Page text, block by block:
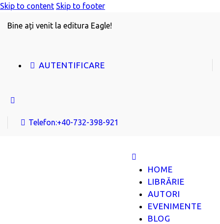
Skip to content Skip to footer
Bine ați venit la editura Eagle!
AUTENTIFICARE
Telefon:+40-732-398-921
HOME
LIBRĂRIE
AUTORI
EVENIMENTE
BLOG